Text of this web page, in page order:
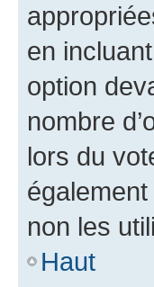
en
option
nombre
lors du
non les
Haut